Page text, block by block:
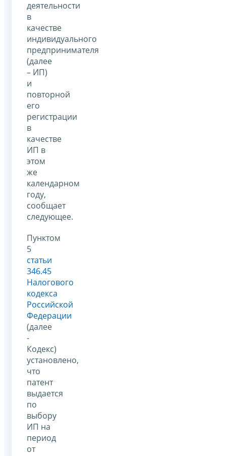
деятельности
в
качестве
индивидуального
предпринимателя
(далее
– ИП)
и
повторной
его
регистрации
в
качестве
ИП в
этом
же
календарном
году,
сообщает
следующее.
Пунктом
5
статьи
346.45
Налогового
кодекса
Российской
Федерации
(далее
-
Кодекс)
установлено,
что
патент
выдается
по
выбору
ИП на
период
от